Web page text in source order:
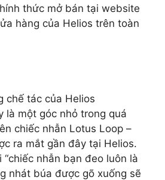
thức mở bán tại website
hàng của Helios trên toàn
chế tác của Helios
là một góc nhỏ trong quá
chiếc nhẫn Lotus Loop –
ra mắt gần đây tại Helios.
“chiếc nhẫn bạn đeo luôn là
nhát búa được gõ xuống sẽ